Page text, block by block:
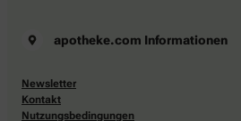
apotheke.com Informationen
Newsletter
Kontakt
Nutzungsbedingungen